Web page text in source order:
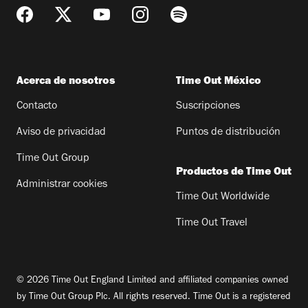
Acerca de nosotros
Contacto
Aviso de privacidad
Time Out Group
Administrar cookies
Time Out México
Suscripciones
Puntos de distribución
Productos de Time Out
Time Out Worldwide
Time Out Travel
© 2026 Time Out England Limited and affiliated companies owned
by Time Out Group Plc. All rights reserved. Time Out is a registered